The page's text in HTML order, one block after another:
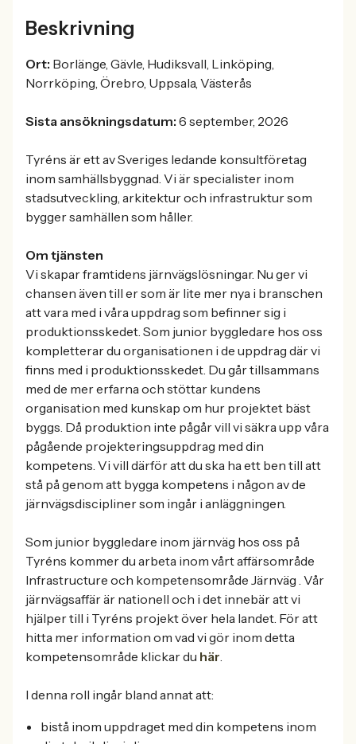
Beskrivning
Ort: Borlänge, Gävle, Hudiksvall, Linköping,
Norrköping, Örebro, Uppsala, Västerås
Sista ansökningsdatum: 6 september, 2026
Tyréns är ett av Sveriges ledande konsultföretag
inom samhällsbyggnad. Vi är specialister inom
stadsutveckling, arkitektur och infrastruktur som
bygger samhällen som håller.
Om tjänsten
Vi skapar framtidens järnvägslösningar. Nu ger vi
chansen även till er som är lite mer nya i branschen
att vara med i våra uppdrag som befinner sig i
produktionsskedet. Som junior byggledare hos oss
kompletterar du organisationen i de uppdrag där vi
finns med i produktionsskedet. Du går tillsammans
med de mer erfarna och stöttar kundens
organisation med kunskap om hur projektet bäst
byggs. Då produktion inte pågår vill vi säkra upp våra
pågående projekteringsuppdrag med din
kompetens. Vi vill därför att du ska ha ett ben till att
stå på genom att bygga kompetens i någon av de
järnvägsdiscipliner som ingår i anläggningen.
Som junior byggledare inom järnväg hos oss på
Tyréns kommer du arbeta inom vårt affärsområde
Infrastructure och kompetensområde Järnväg . Vår
järnvägsaffär är nationell och i det innebär att vi
hjälper till i Tyréns projekt över hela landet. För att
hitta mer information om vad vi gör inom detta
kompetensområde klickar du här.
I denna roll ingår bland annat att:
bistå inom uppdraget med din kompetens inom